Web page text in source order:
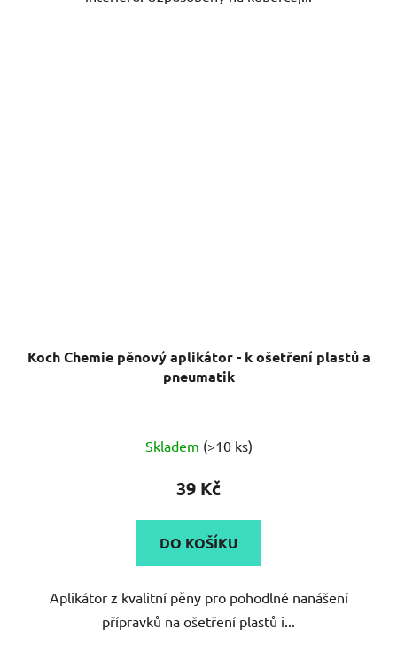
Koch Chemie pěnový aplikátor - k ošetření plastů a
pneumatik
hodnocení
produktu
5,0
z
hvězdiček.
Skladem (>10 ks)
39 Kč
DO KOŠÍKU
Aplikátor z kvalitní pěny pro pohodlné nanášení
přípravků na ošetření plastů i...